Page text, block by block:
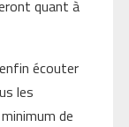
quant à
écouter
les
de